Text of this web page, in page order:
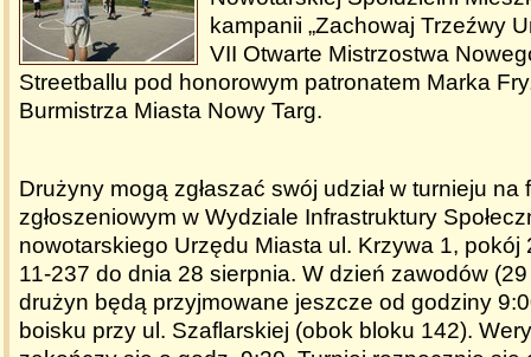
kampanii „Zachowaj Trzeźwy
VII Otwarte Mistrzostwa
Streetballu pod honorowym patronatem Marka
Burmistrza Miasta Nowy Targ.
Drużyny mogą zgłaszać swój udział w turnieju na
zgłoszeniowym w Wydziale Infrastruktury
nowotarskiego Urzędu Miasta ul. Krzywa 1, pokój
11-237 do dnia 28 sierpnia. W dzień zawodów
drużyn będą przyjmowane jeszcze od godziny
boisku przy ul. Szaflarskiej (obok bloku 142).